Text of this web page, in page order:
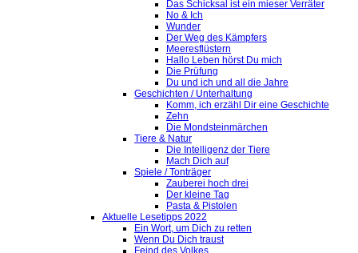
Das Schicksal ist ein mieser Verräter
No & Ich
Wunder
Der Weg des Kämpfers
Meeresflüstern
Hallo Leben hörst Du mich
Die Prüfung
Du und ich und all die Jahre
Geschichten / Unterhaltung
Komm, ich erzähl Dir eine Geschichte
Zehn
Die Mondsteinmärchen
Tiere & Natur
Die Intelligenz der Tiere
Mach Dich auf
Spiele / Tonträger
Zauberei hoch drei
Der kleine Tag
Pasta & Pistolen
Aktuelle Lesetipps 2022
Ein Wort, um Dich zu retten
Wenn Du Dich traust
Feind des Volkes